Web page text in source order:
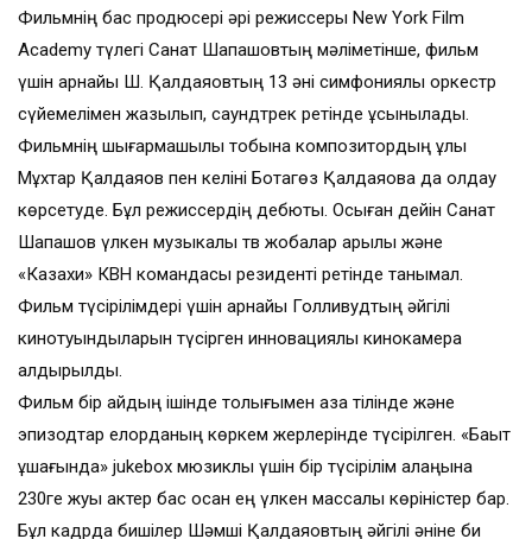
Фильмнің бас продюсері әрі режиссеры New York Film
Academy түлегі Санат Шапашовтың мәліметінше, фильм
үшін арнайы Ш. Қалдаяқовтың 13 әні симфониялық оркестр
сүйемелімен жазылып, саундтрек ретінде ұсынылады.
Фильмнің шығармашылық тобына композитордың ұлы
Мұхтар Қалдаяқов пен келіні Ботагөз Қалдаяқова да қолдау
көрсетуде. Бұл режиссердің дебюты. Осыған дейін Санат
Шапашов үлкен музыкалық тв жобалар арқылы және
«Казахи» КВН командасы резиденті ретінде танымал.
Фильм түсірілімдері үшін арнайы Голливудтың әйгілі
кинотуындыларын түсірген инновациялық кинокамера
алдырылды.
Фильм бір айдың ішінде толығымен қазақ тілінде және
эпизодтар елорданың көркем жерлерінде түсірілген. «Бақыт
құшағында» jukebox мюзиклы үшін бір түсірілім алаңына
230ге жуық актер бас қосқан ең үлкен массалық көріністер бар.
Бұл кадрда бишілер Шәмші Қалдаяқовтың әйгілі әніне би